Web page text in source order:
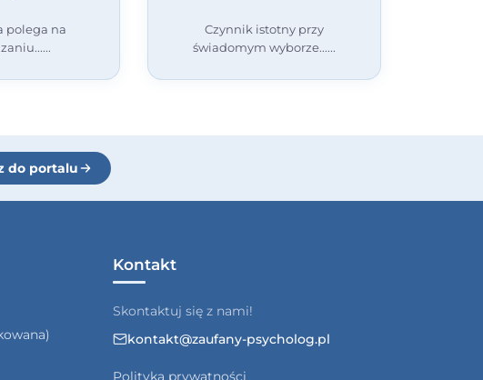
polega na
Czynnik istotny przy
świadomym wyborze...
do portalu
Kontakt
Skontaktuj się z nami!
kontakt@zaufany-psycholog.pl
Polityka prywatności